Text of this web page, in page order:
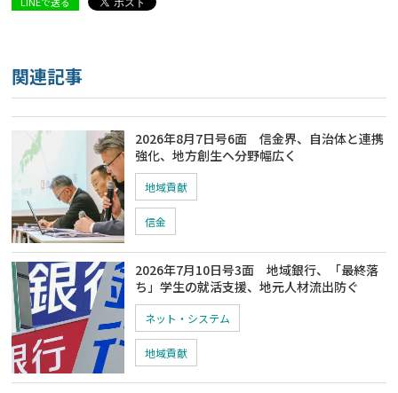
関連記事
2026年8月7日号6面 信金界、自治体と連携
強化、地方創生ヘ分野幅広く
地域貢献
信金
2026年7月10日号3面 地域銀行、「最終落
ち」学生の就活支援、地元人材流出防ぐ
ネット・システム
地域貢献